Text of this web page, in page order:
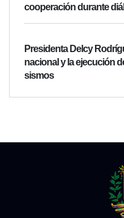
cooperación durante
Presidenta Delcy
nacional y la ejecución
sismos